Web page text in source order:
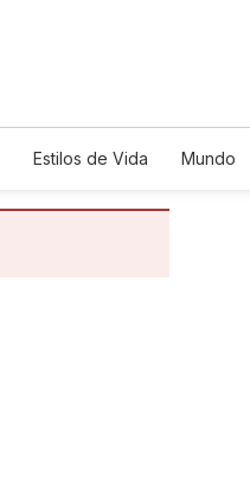
Estilos de Vida
Mundo